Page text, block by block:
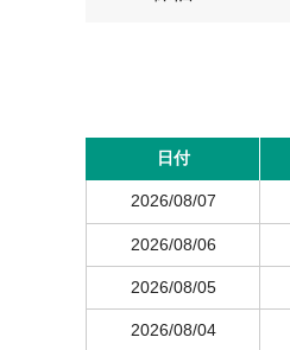
日付
2026/08/07
2026/08/06
2026/08/05
2026/08/04